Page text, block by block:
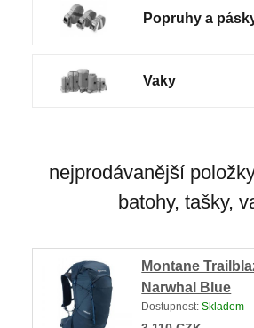
Popruhy a
Vaky
nejprodávanější
batohy, tašky,
Montane
Narwhal Blue
Dostupnost:Skladem